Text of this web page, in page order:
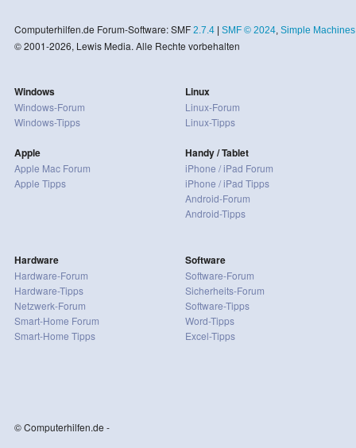
Computerhilfen.de Forum-Software: SMF 2.7.4| SMF © 2024, Simple Machines
© 2001-2026, Lewis Media. Alle Rechte vorbehalten
Windows
Windows-Forum
Windows-Tipps
Apple
Apple Mac Forum
Apple Tipps
Linux
Linux-Forum
Linux-Tipps
Handy / Tablet
iPhone / iPad Forum
iPhone / iPad Tipps
Android-Forum
Android-Tipps
Hardware
Hardware-Forum
Hardware-Tipps
Netzwerk-Forum
Smart-Home Forum
Smart-Home Tipps
Software
Software-Forum
Sicherheits-Forum
Software-Tipps
Word-Tipps
Excel-Tipps
© Computerhilfen.de -